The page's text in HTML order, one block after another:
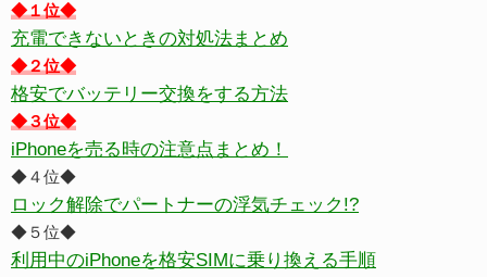
◆１位◆
充電できないときの対処法まとめ
◆２位◆
格安でバッテリー交換をする方法
◆３位◆
iPhoneを売る時の注意点まとめ！
◆４位◆
ロック解除でパートナーの浮気チェック!?
◆５位◆
利用中のiPhoneを格安SIMに乗り換える手順